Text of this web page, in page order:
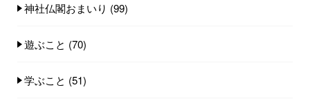
神社仏閣おまいり (99)
遊ぶこと (70)
学ぶこと (51)